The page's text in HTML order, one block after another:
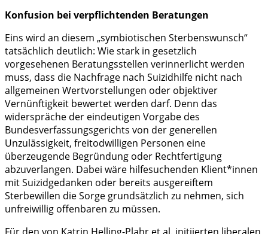
Konfusion bei verpflichtenden Beratungen
Eins wird an diesem „symbiotischen Sterbenswunsch“
tatsächlich deutlich: Wie stark in gesetzlich
vorgesehenen Beratungsstellen verinnerlicht werden
muss, dass die Nachfrage nach Suizidhilfe nicht nach
allgemeinen Wertvorstellungen oder objektiver
Vernünftigkeit bewertet werden darf. Denn das
widerspräche der eindeutigen Vorgabe des
Bundesverfassungsgerichts von der generellen
Unzulässigkeit, freitodwilligen Personen eine
überzeugende Begründung oder Rechtfertigung
abzuverlangen. Dabei wäre hilfesuchenden Klient*innen
mit Suizidgedanken oder bereits ausgereiftem
Sterbewillen die Sorge grundsätzlich zu nehmen, sich
unfreiwillig offenbaren zu müssen.